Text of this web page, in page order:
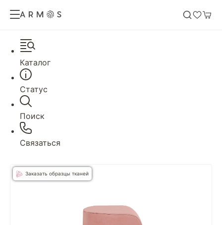
Каталог
Статус
Поиск
Связаться
Заказать образцы тканей